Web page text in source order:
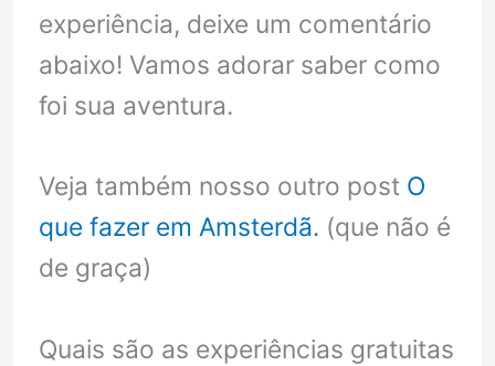
experiência, deixe um comentário
abaixo! Vamos adorar saber como
foi sua aventura.
Veja também nosso outro post O
que fazer em Amsterdã. (que não é
de graça)
Quais são as experiências gratuitas